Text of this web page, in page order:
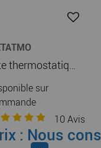
tête thermostatique intelligente additionnelle netatmo - thermostat/starter pack (nav-pro)
sur
10Avis
: Nous